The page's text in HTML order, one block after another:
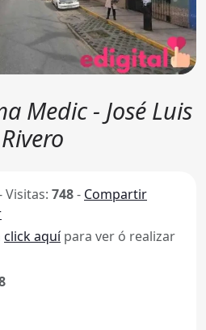
Medic - José Luis
Visitas: 748- Compartir
click aquípara ver ó realizar